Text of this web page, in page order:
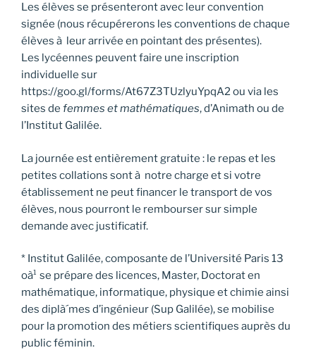
Les élèves se présenteront avec leur convention
signée (nous récupérerons les conventions de chaque
élèves à leur arrivée en pointant des présentes).
Les lycéennes peuvent faire une inscription
individuelle sur
https://goo.gl/forms/At67Z3TUzlyuYpqA2 ou via les
sites de femmes et mathématiques, d’Animath ou de
l’Institut Galilée.
La journée est entièrement gratuite : le repas et les
petites collations sont à notre charge et si votre
établissement ne peut financer le transport de vos
élèves, nous pourront le rembourser sur simple
demande avec justificatif.
* Institut Galilée, composante de l’Université Paris 13
oà¹ se prépare des licences, Master, Doctorat en
mathématique, informatique, physique et chimie ainsi
des diplà´mes d’ingénieur (Sup Galilée), se mobilise
pour la promotion des métiers scientifiques auprès du
public féminin.